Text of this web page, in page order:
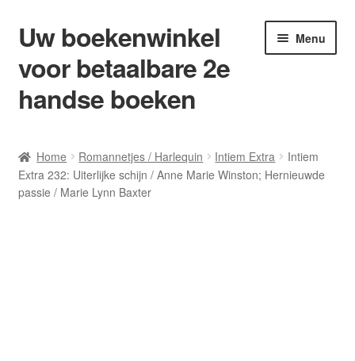
Ga
door
naar
navigatie
Ga
naar
de
inhoud
Uw boekenwinkel
voor betaalbare 2e
handse boeken
Menu
Afrekenen
Home Romannetjes / Harlequin Intiem Extra
Intiem
Extra 232: Uiterlijke schijn / Anne Marie Winston; Hernieuwde
passie / Marie Lynn Baxter